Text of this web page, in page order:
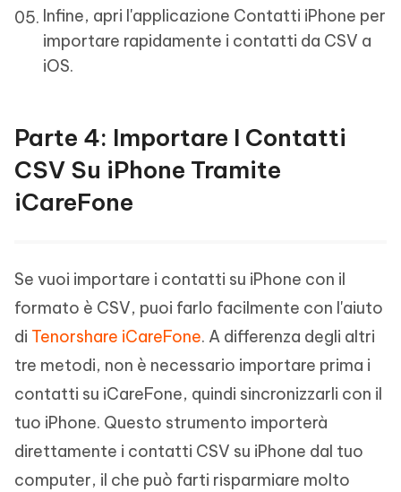
Infine, apri l'applicazione Contatti iPhone per
importare rapidamente i contatti da CSV a
iOS.
Parte 4: Importare I Contatti
CSV Su iPhone Tramite
iCareFone
Se vuoi importare i contatti su iPhone con il
formato è CSV, puoi farlo facilmente con l'aiuto
di Tenorshare iCareFone. A differenza degli altri
tre metodi, non è necessario importare prima i
contatti su iCareFone, quindi sincronizzarli con il
tuo iPhone. Questo strumento importerà
direttamente i contatti CSV su iPhone dal tuo
computer, il che può farti risparmiare molto